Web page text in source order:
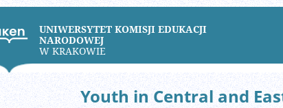
UNIWERSYTET KOMISJI EDUKACJI
NARODOWEJ
W KRAKOWIE
Youth in Central and